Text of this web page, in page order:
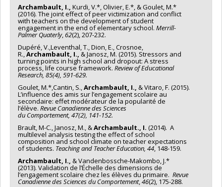
Archambault, I., Kurdi, V.*, Olivier, E.*, & Goulet, M.*
(2016). The joint effect of peer victimization and conflict
with teachers on the development of student
engagement in the end of elementary school. Merrill-
Palmer Quaterly,62(2), 207-232.
Dupéré, V.,Leventhal, T., Dion, E., Crosnoe,
R.,Archambault, I., & Janosz, M. (2015). Stressors and
turning points in high school and dropout: A stress
process, life course framework. Review ofEducational
Research, 85(4), 591-629.
Goulet, M.*,Cantin, S.,Archambault, I., & Vitaro, F. (2015).
L’influence des amis sur l’engagement scolaire au
secondaire: effet modérateur de la popularité de
l’élève. Revue Canadienne des Sciences
du Comportement, 47(2), 141-152.
Brault, M-C., Janosz, M., &Archambault., I. (2014). A
multilevel analysis testing the effect of school
composition and school climate on teacher expectations
of students. Teaching and Teacher Education, 44, 148-159.
Archambault, I., & Vandenbossche-Makombo, J.*
(2013). Validation de l’Échelle des dimensions de
l’engagement scolaire chez les élèves du primaire. Revue
Canadienne des Sciences du Comportement,46(2), 175-288.